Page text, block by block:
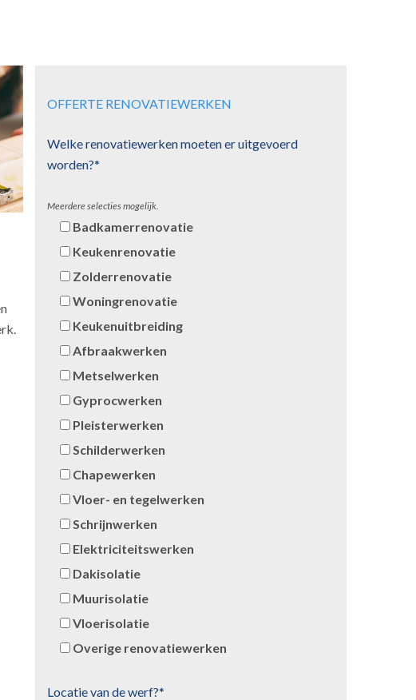
OFFERTE RENOVATIEWERKEN
Welke renovatiewerken moeten er uitgevoerd
worden?*
Meerdere selecties mogelijk.
Badkamerrenovatie
Keukenrenovatie
Zolderrenovatie
Woningrenovatie
Keukenuitbreiding
Afbraakwerken
Metselwerken
Gyprocwerken
Pleisterwerken
Schilderwerken
Chapewerken
Vloer- en tegelwerken
Schrijnwerken
Elektriciteitswerken
Dakisolatie
Muurisolatie
Vloerisolatie
Overige renovatiewerken
Locatie van de werf?*